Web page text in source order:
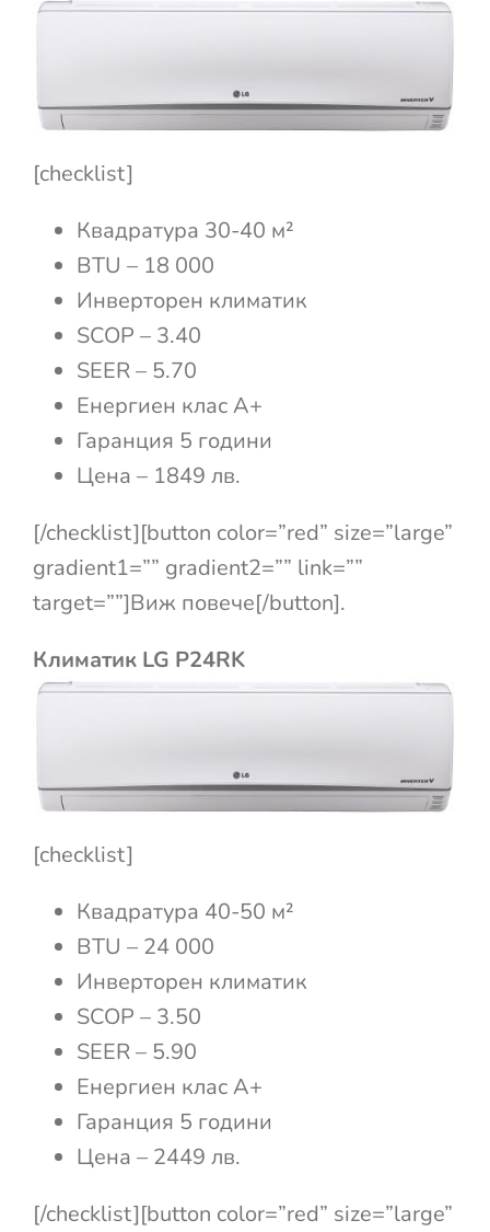
[checklist]
Квадратура 30-40 м²
BTU – 18 000
Инверторен климатик
SCOP – 3.40
SEER – 5.70
Енергиен клас А+
Гаранция 5 години
Цена – 1849 лв.
[/checklist][button color=”red” size=”large”
gradient1=”” gradient2=”” link=””
target=””]Виж повече[/button].
Климатик LG P24RK
[checklist]
Квадратура 40-50 м²
BTU – 24 000
Инверторен климатик
SCOP – 3.50
SEER – 5.90
Енергиен клас А+
Гаранция 5 години
Цена – 2449 лв.
[/checklist][button color=”red” size=”large”